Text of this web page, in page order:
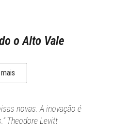
o Alto Vale
novas. A inovação é
Theodore Levitt